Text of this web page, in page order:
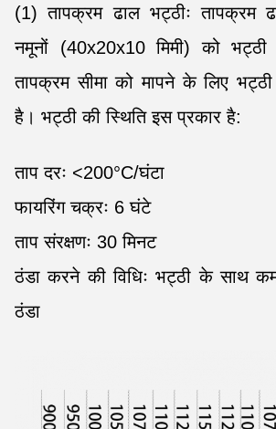
(1) तापक्रम ढाल भट्ठीः तापक्रम
नमूनों (40x20x10 मिमी) को
तापक्रम सीमा को मापने के लिए
है। भट्ठी की स्थिति इस प्रकार है:
ताप दरः <200°C/घंटा
फायरिंग चक्रः 6 घंटे
ताप संरक्षणः 30 मिनट
ठंडा करने की विधिः भट्ठी के साथ
ठंडा